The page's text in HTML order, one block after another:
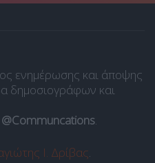
ενημέρωσης και άποψης
δημοσιογράφων και
.
Ι. Δρίβας.